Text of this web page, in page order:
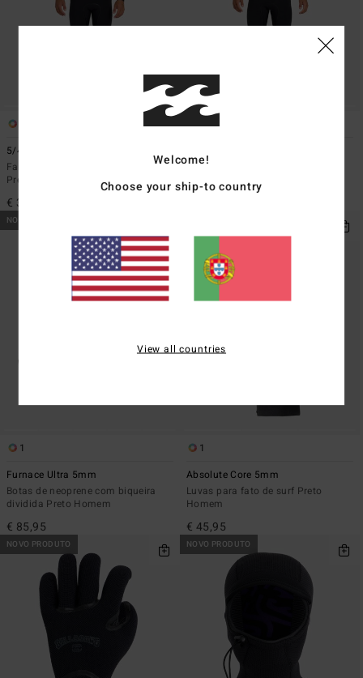
5/4mm Absolute Ultra
Fato de surf com fecho no peito
Preto Homem
€ 319,95
1
Fato de surf com fecho no peito e
capuz Preto Homem
NOVO PRODUTO
1
Furnace Ultra 5mm
Botas de neoprene com biqueira
dividida Preto Homem
€ 85,95
1
Absolute Core 5mm
Luvas para fato de surf Preto
Homem
€ 45,95
NOVO PRODUTO NOVO PRODUTO
Welcome!
Choose your ship-to country
View all countries